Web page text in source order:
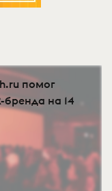
помог
бренда на 14